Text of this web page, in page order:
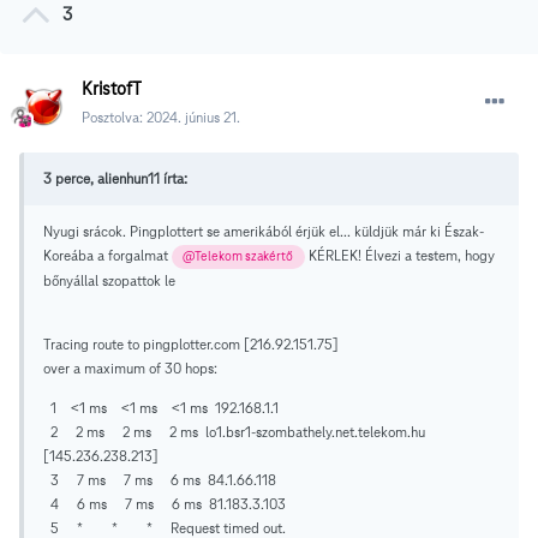
3
KristofT
Posztolva: 2024. június 21.
3 perce, alienhun11 írta:
Nyugi srácok. Pingplottert se amerikából érjük el... küldjük már ki Észak-
Koreába a forgalmat
@Telekom szakértő
KÉRLEK! Élvezi a testem, hogy
bőnyállal szopattok le
Tracing route to pingplotter.com [216.92.151.75]
over a maximum of 30 hops:
1 <1 ms <1 ms <1 ms 192.168.1.1
2 2 ms 2 ms 2 ms lo1.bsr1-szombathely.net.telekom.hu
[145.236.238.213]
3 7 ms 7 ms 6 ms 84.1.66.118
4 6 ms 7 ms 6 ms 81.183.3.103
5 * * * Request timed out.